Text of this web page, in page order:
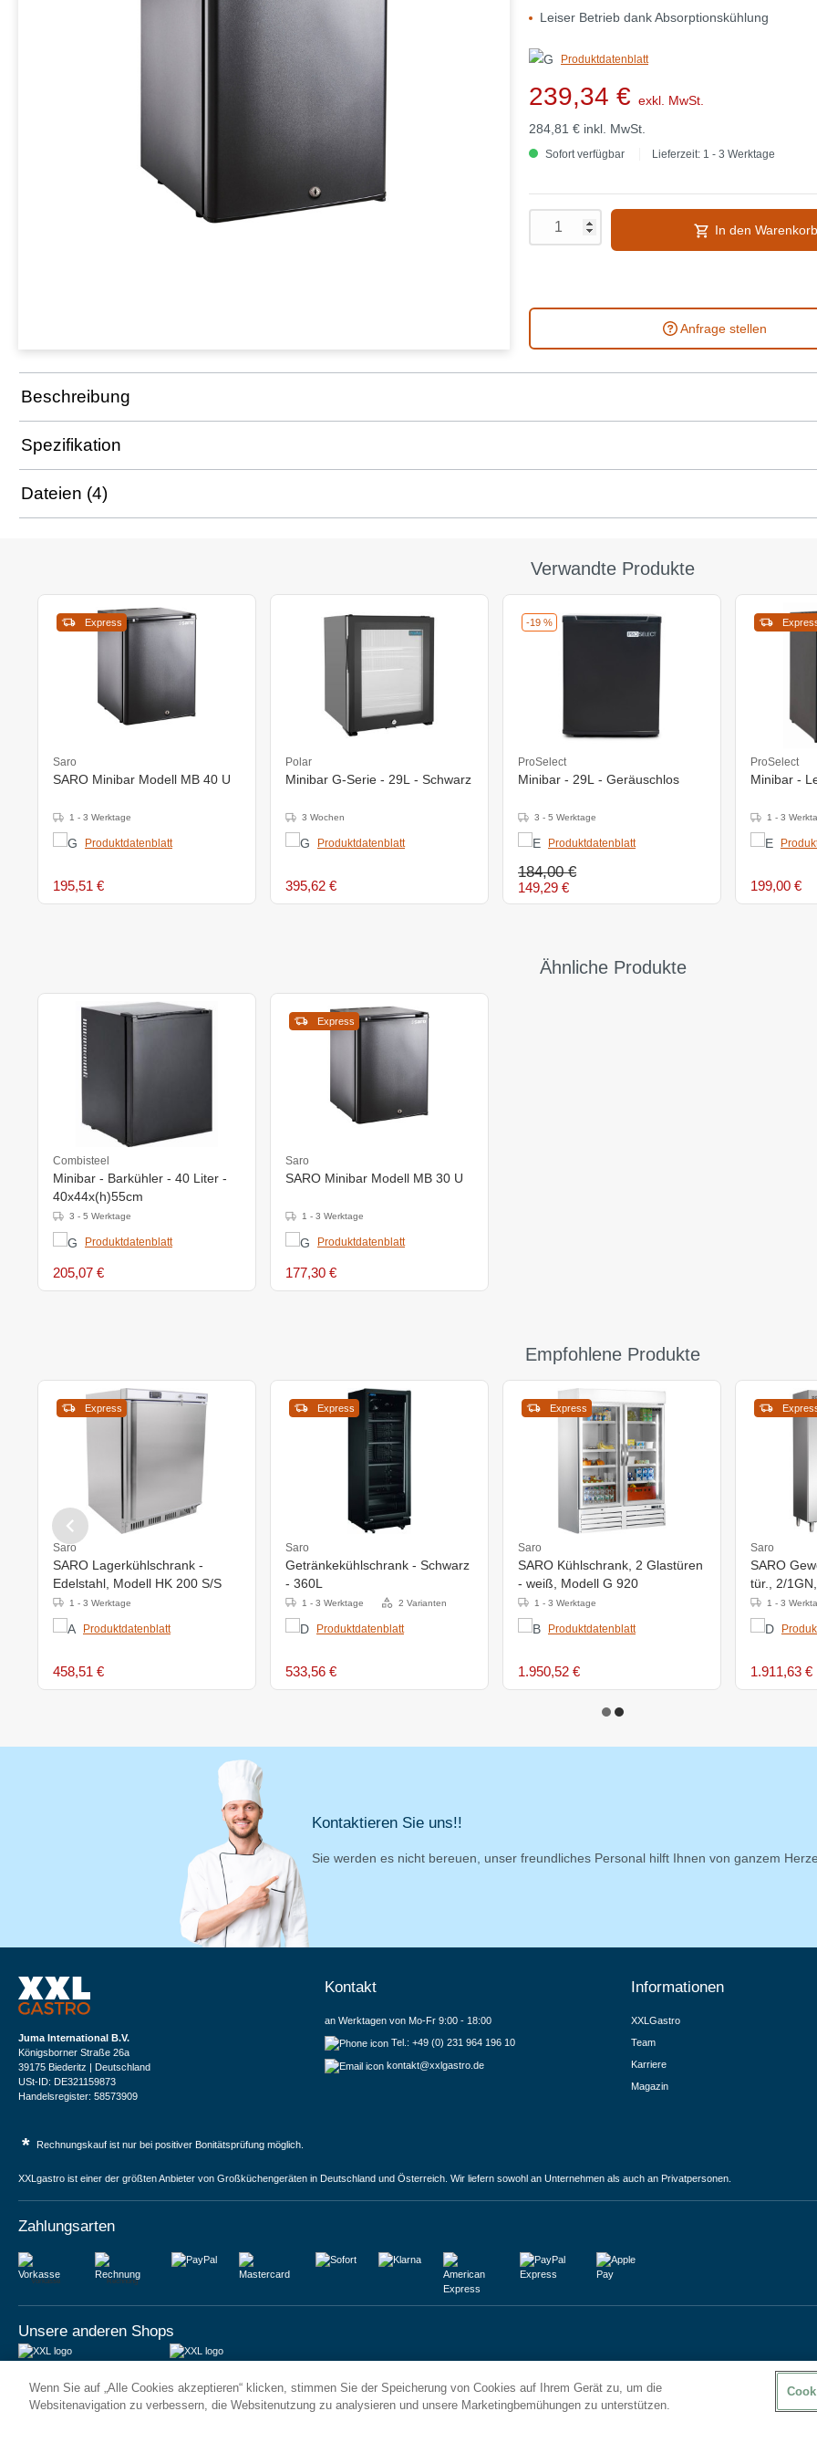
Leiser Betrieb dank Absorptionskühlung
Produktdatenblatt
239,34 € exkl. MwSt.
284,81 € inkl. MwSt.
Sofort verfügbar Lieferzeit: 1 - 3 Werktage
In den Warenkorb
Anfrage stellen
Beschreibung
Spezifikation
Dateien (4)
Verwandte Produkte
Express
Saro
SARO Minibar Modell MB 40 U
1 - 3 Werktage
Produktdatenblatt
195,51 €
Polar
Minibar G-Serie - 29L - Schwarz
3 Wochen
Produktdatenblatt
395,62 €
-19 %
ProSelect
Minibar - 29L - Geräuschlos
3 - 5 Werktage
Produktdatenblatt
184,00 €
149,29 €
ProSelect
Minibar -
1 - 3
199,00 €
Ähnliche Produkte
Combisteel
Minibar - Barkühler - 40 Liter -
40x44x(h)55cm
3 - 5 Werktage
Produktdatenblatt
205,07 €
Express
Saro
SARO Minibar Modell MB 30 U
1 - 3 Werktage
Produktdatenblatt
177,30 €
Empfohlene Produkte
Express
Saro
SARO Lagerkühlschrank -
Edelstahl, Modell HK 200 S/S
1 - 3 Werktage
Produktdatenblatt
458,51 €
Express
Saro
Getränkekühlschrank - Schwarz
- 360L
1 - 3 Werktage 2 Varianten
Produktdatenblatt
533,56 €
Express
Saro
SARO Kühlschrank, 2 Glastüren
- weiß, Modell G 920
1 - 3 Werktage
Produktdatenblatt
1.950,52 €
Saro
SARO
tür., 2/
1 - 3
1.911,63 €
Kontaktieren Sie uns!!
Sie werden es nicht bereuen, unser freundliches Personal hilft Ihnen von ganzem
Juma International B.V.
Königsborner Straße 26a
39175 Biederitz | Deutschland
USt-ID: DE321159873
Handelsregister: 58573909
Kontakt
an Werktagen von Mo-Fr 9:00 - 18:00
Tel.: +49 (0) 231 964 196 10
kontakt@xxlgastro.de
Informationen
XXLGastro
Team
Karriere
Magazin
* Rechnungskauf ist nur bei positiver Bonitätsprüfung möglich.
XXLgastro ist einer der größten Anbieter von Großküchengeräten in Deutschland und Österreich. Wir liefern sowohl an Unternehmen als auch an Privatpersonen.
Zahlungsarten
Vorkasse Rechnung
Unsere anderen Shops
6 Rue des Bateliers
92110 Clichy | France
Vrijheidweg 34
1521RR Wormerveer | Nederland
Wenn Sie auf „Alle Cookies akzeptieren“ klicken, stimmen Sie der Speicherung von Cookies auf Ihrem Gerät zu, um die
Websitenavigation zu verbessern, die Websitenutzung zu analysieren und unsere Marketingbemühungen zu unterstützen.